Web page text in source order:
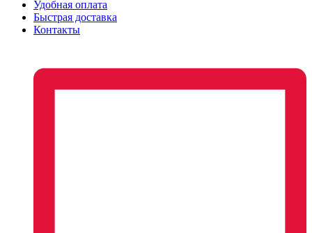
Удобная оплата
Быстрая доставка
Контакты